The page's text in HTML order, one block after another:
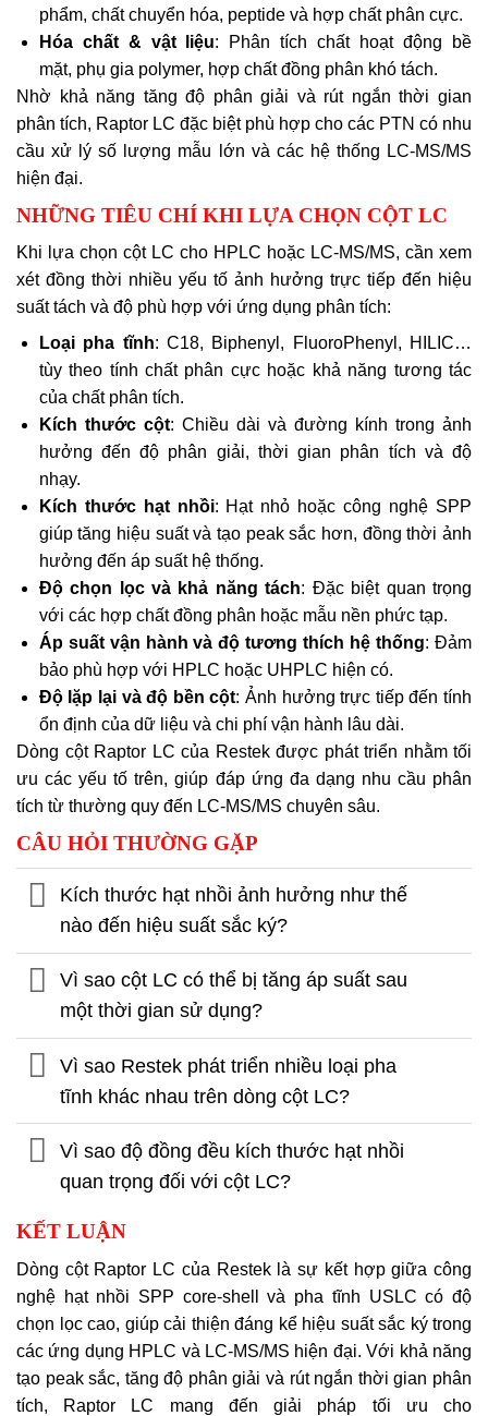
phẩm, chất chuyển hóa, peptide và hợp chất phân cực.
Hóa chất & vật liệu: Phân tích chất hoạt động bề
mặt, phụ gia polymer, hợp chất đồng phân khó tách.
Nhờ khả năng tăng độ phân giải và rút ngắn thời gian
phân tích, Raptor LC đặc biệt phù hợp cho các PTN có nhu
cầu xử lý số lượng mẫu lớn và các hệ thống LC-MS/MS
hiện đại.
NHỮNG TIÊU CHÍ KHI LỰA CHỌN CỘT LC
Khi lựa chọn cột LC cho HPLC hoặc LC-MS/MS, cần xem
xét đồng thời nhiều yếu tố ảnh hưởng trực tiếp đến hiệu
suất tách và độ phù hợp với ứng dụng phân tích:
Loại pha tĩnh: C18, Biphenyl, FluoroPhenyl, HILIC…
tùy theo tính chất phân cực hoặc khả năng tương tác
của chất phân tích.
Kích thước cột: Chiều dài và đường kính trong ảnh
hưởng đến độ phân giải, thời gian phân tích và độ
nhạy.
Kích thước hạt nhồi: Hạt nhỏ hoặc công nghệ SPP
giúp tăng hiệu suất và tạo peak sắc hơn, đồng thời ảnh
hưởng đến áp suất hệ thống.
Độ chọn lọc và khả năng tách: Đặc biệt quan trọng
với các hợp chất đồng phân hoặc mẫu nền phức tạp.
Áp suất vận hành và độ tương thích hệ thống: Đảm
bảo phù hợp với HPLC hoặc UHPLC hiện có.
Độ lặp lại và độ bền cột: Ảnh hưởng trực tiếp đến tính
ổn định của dữ liệu và chi phí vận hành lâu dài.
Dòng cột Raptor LC của Restek được phát triển nhằm tối
ưu các yếu tố trên, giúp đáp ứng đa dạng nhu cầu phân
tích từ thường quy đến LC-MS/MS chuyên sâu.
CÂU HỎI THƯỜNG GẶP
Kích thước hạt nhồi ảnh hưởng như thế
nào đến hiệu suất sắc ký?
Vì sao cột LC có thể bị tăng áp suất sau
một thời gian sử dụng?
Vì sao Restek phát triển nhiều loại pha
tĩnh khác nhau trên dòng cột LC?
Vì sao độ đồng đều kích thước hạt nhồi
quan trọng đối với cột LC?
KẾT LUẬN
Dòng cột Raptor LC của Restek là sự kết hợp giữa công
nghệ hạt nhồi SPP core-shell và pha tĩnh USLC có độ
chọn lọc cao, giúp cải thiện đáng kể hiệu suất sắc ký trong
các ứng dụng HPLC và LC-MS/MS hiện đại. Với khả năng
tạo peak sắc, tăng độ phân giải và rút ngắn thời gian phân
tích, Raptor LC mang đến giải pháp tối ưu cho